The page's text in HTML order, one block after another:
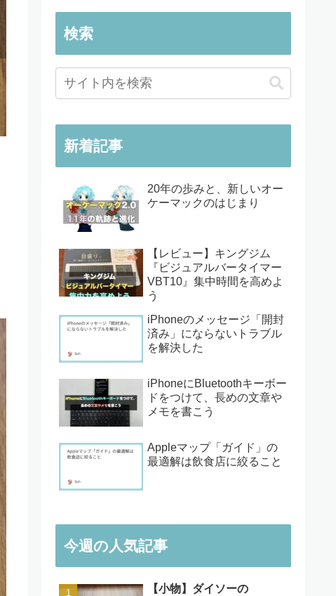
検索
新着記事
20年の歩みと、新しいオー
ケーマックのはじまり
【レビュー】キングジム
『ビジュアルバータイマー
VBT10』集中時間を高めよ
う
iPhoneのメッセージ「開封
済み」にならないトラブル
を解決した
iPhoneにBluetoothキーボー
ドをつけて、長めの文章や
メモを書こう
Appleマップ「ガイド」の
最適解は飲食店に絞ること
今週の人気記事
【小物】ダイソーの